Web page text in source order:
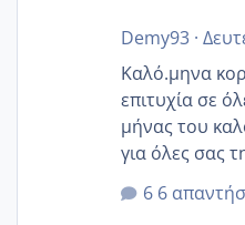
Demy93·
Καλό.μηνα
επιτυχία σε
μήνας του
για όλες σας
@Elk
@Zenia z
6